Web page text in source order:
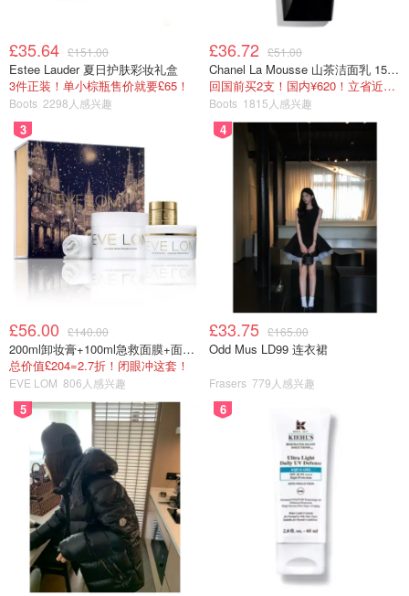
£35.64 £151.00
Estee Lauder 夏日护肤彩妆礼盒
3件正装！单小棕瓶售价就要£65！
Boots 2298人感兴趣
£36.72 £51.00
Chanel La Mousse 山茶洁面乳 150ml
回国前买2支！国内¥620！立省近一半！
Boots 1815人感兴趣
3
£56.00 £140.00
200ml卸妆膏+100ml急救面膜+面霜+洁颜布
总价值£204=2.7折！闭眼冲这套！
EVE LOM 806人感兴趣
4
£33.75 £165.00
Odd Mus LD99 连衣裙
Frasers 779人感兴趣
5 6